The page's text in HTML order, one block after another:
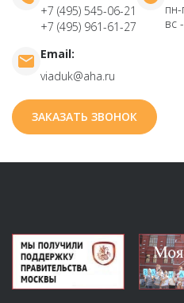
+7 (495) 545-06-21
+7 (495) 961-61-27
вс
Email:
viaduk@aha.ru
ЗАКАЗАТЬ ЗВОНОК